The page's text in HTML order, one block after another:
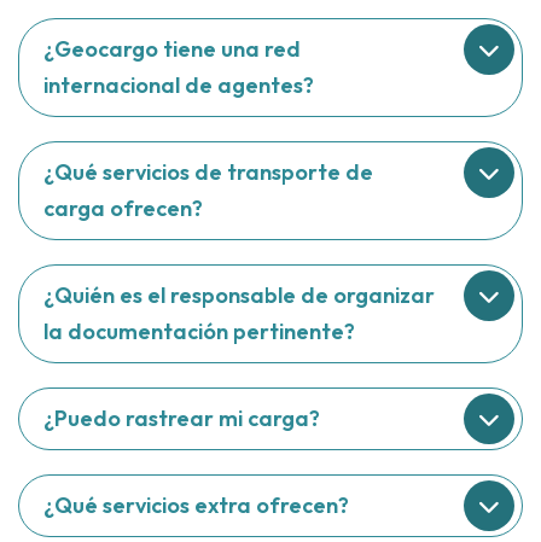
¿Geocargo tiene una red
internacional de agentes?
¿Qué servicios de transporte de
carga ofrecen?
¿Quién es el responsable de organizar
la documentación pertinente?
¿Puedo rastrear mi carga?
¿Qué servicios extra ofrecen?